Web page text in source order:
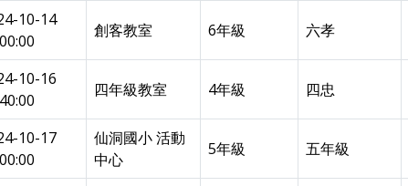
10-14
創客教室 6年級 六孝
10-16
四年級教室 4年級 四忠
10-17
仙洞國小 活動
中心
5年級 五年級